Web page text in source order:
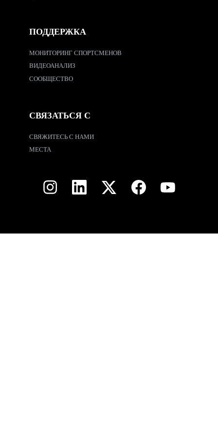
ПОДДЕРЖКА
МОНИТОРИНГ СПОРТСМЕНОВ
ВИДЕОАНАЛИЗ
СООБЩЕСТВО
СВЯЗАТЬСЯ С
СВЯЖИТЕСЬ С НАМИ
МЕСТА